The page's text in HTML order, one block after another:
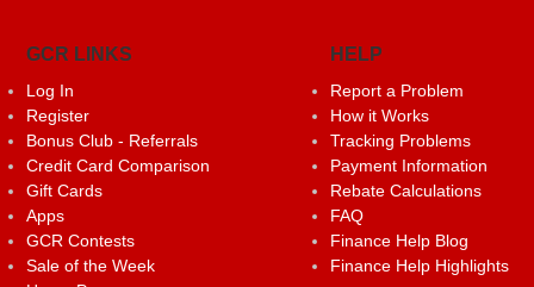
GCR LINKS
Log In
Register
Bonus Club - Referrals
Credit Card Comparison
Gift Cards
Apps
GCR Contests
Sale of the Week
HELP
Report a Problem
How it Works
Tracking Problems
Payment Information
Rebate Calculations
FAQ
Finance Help Blog
Finance Help Highlights